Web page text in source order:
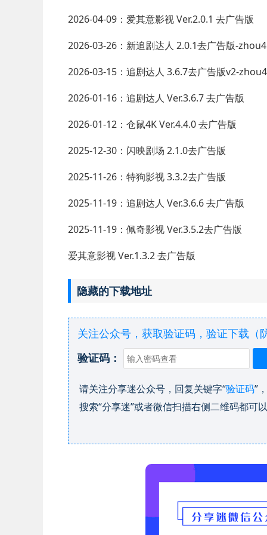
2026-04-09：爱其意影视 Ver.2.0.1 去广告版
2026-03-26：新追剧达人 2.0.1去广告版-
2026-03-15：追剧达人 3.6.7去广告版v2-
2026-01-16：追剧达人 Ver.3.6.7 去广告版
2026-01-12：仓鼠4K Ver.4.4.0 去广告版
2025-12-30：闪映剧场 2.1.0去广告版
2025-11-26：特狗影视 3.3.2去广告版
2025-11-19：追剧达人 Ver.3.6.6 去广告版
2025-11-19：佩奇影视 Ver.3.5.2去广告版
爱其意影视 Ver.1.3.2 去广告版
隐藏的下载地址
关注公众号，获取验证码，验证下载（
验证码：
请关注分享迷公众号，回复关键字“验证码”
搜索“分享迷”或者微信扫描右侧二维码都可